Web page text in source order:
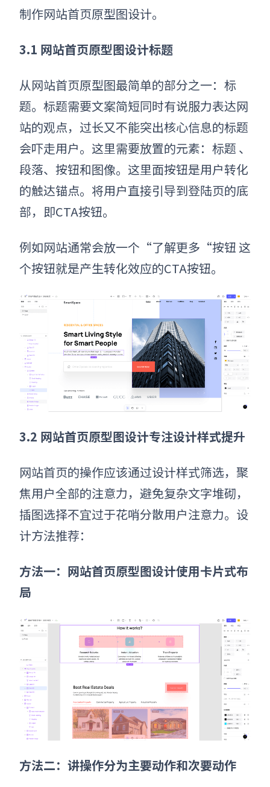
制作网站首页原型图设计。
3.1 网站首页原型图设计标题
从网站首页原型图最简单的部分之一：标
题。标题需要文案简短同时有说服力表达网
站的观点，过长又不能突出核心信息的标题
会吓走用户。这里需要放置的元素：标题 、
段落、按钮和图像。这里面按钮是用户转化
的触达锚点。将用户直接引导到登陆页的底
部，即CTA按钮。
例如网站通常会放一个“了解更多“按钮 这
个按钮就是产生转化效应的CTA按钮。
3.2 网站首页原型图设计专注设计样式提升
网站首页的操作应该通过设计样式筛选，聚
焦用户全部的注意力，避免复杂文字堆砌，
插图选择不宜过于花哨分散用户注意力。设
计方法推荐：
方法一：网站首页原型图设计使用卡片式布
局
方法二： 讲操作分为主要动作和次要动作